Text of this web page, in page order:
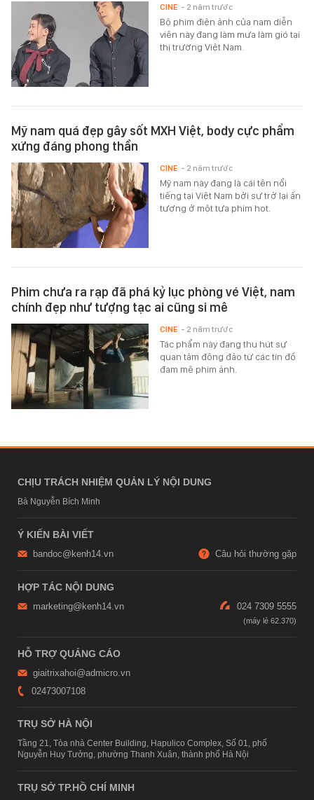
Bộ phim điện ảnh của nam diễn
viên này đang làm mưa làm gió tại
thị trường Việt Nam.
CINE - 2 năm trước
Mỹ nam quá đẹp gây sốt MXH Việt, body cực phẩm
xứng đáng phong thần
Mỹ nam này đang là cái tên nổi
tiếng tại Việt Nam bởi sự trở lại ấn
tượng ở một tựa phim hot.
CINE - 2 năm trước
Phim chưa ra rạp đã phá kỷ lục phòng vé Việt, nam
chính đẹp như tượng tạc ai cũng si mê
Tác phẩm này đang thu hút sự
quan tâm đông đảo từ các tín đồ
đam mê phim ảnh.
CINE - 2 năm trước
CHỊU TRÁCH NHIỆM QUẢN LÝ NỘI DUNG
Bà Nguyễn Bích Minh
Ý KIẾN BÀI VIẾT
bandoc@kenh14.vn Câu hỏi thường gặp
HỢP TÁC NỘI DUNG
marketing@kenh14.vn 024 7309 5555
HỖ TRỢ QUẢNG CÁO
giaitrixahoi@admicro.vn
02473007108
TRỤ SỞ HÀ NỘI
Tầng 21, Tòa nhà Center Building, Hapulico Complex, Số 01, phố
Nguyễn Huy Tưởng, phường Thanh Xuân, thành phố Hà Nội
TRỤ SỞ TP.HỒ CHÍ MINH